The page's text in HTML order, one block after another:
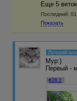
Еще 5
Последний:
Показать
Лучший
Мур:)
Первый -
#28.1